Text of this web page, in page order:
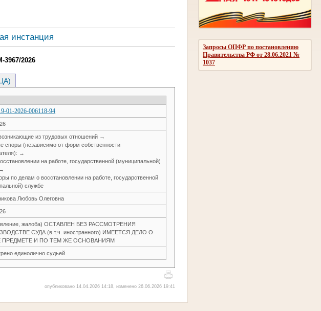
Запросы ОПФР по постановлению
Правительства РФ от 28.06.2021 №
1037
инстанция
2026
01-2026-006118-94
из трудовых отношений →
споры (независимо от форм собственности
→
на работе, государственной (муниципальной)
по делам о восстановлении на работе, государственной
службе
Любовь Олеговна
жалоба) ОСТАВЛЕН БЕЗ РАССМОТРЕНИЯ
СУДА (в т.ч. иностранного) ИМЕЕТСЯ ДЕЛО О
ПРЕДМЕТЕ И ПО ТЕМ ЖЕ ОСНОВАНИЯМ
единолично судьей
опубликовано 14.04.2026 14:18, изменено 26.06.2026 19:41